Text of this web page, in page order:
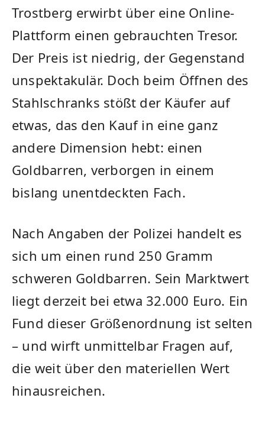
Trostberg erwirbt über eine Online-
Plattform einen gebrauchten Tresor.
Der Preis ist niedrig, der Gegenstand
unspektakulär. Doch beim Öffnen des
Stahlschranks stößt der Käufer auf
etwas, das den Kauf in eine ganz
andere Dimension hebt: einen
Goldbarren, verborgen in einem
bislang unentdeckten Fach.
Nach Angaben der Polizei handelt es
sich um einen rund 250 Gramm
schweren Goldbarren. Sein Marktwert
liegt derzeit bei etwa 32.000 Euro. Ein
Fund dieser Größenordnung ist selten
– und wirft unmittelbar Fragen auf,
die weit über den materiellen Wert
hinausreichen.